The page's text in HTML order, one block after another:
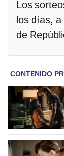
Los
los días,
de